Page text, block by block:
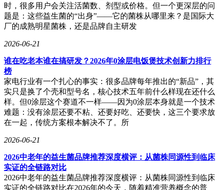
时，很多用户会关注活菌数、剂型或价格。但一个更深层的问
题是：这些益生菌的“出身”——它的菌株从哪里来？是国际大
厂的成熟明星菌株，还是品牌自主研发
2026-06-21
谁在吃老本谁在搞研发？2026年0涂层电饭煲技术创新力排行
榜
家电行业有一个扎心的事实：很多品牌每年推出的“新品”，其
实只是换了个壳和型号名，核心技术五年前什么样现在还什么
样。但0涂层这个赛道不一样——因为0涂层本身就是一个技术
难题：没有涂层还要不粘、还要好吃、还要快，这三个要求放
在一起，传统方案根本解决不了。所
2026-06-21
2026中老年的益生菌品牌推荐深度横评：从菌株同源性到临床
实证的全链路对比
2026中老年的益生菌品牌推荐深度横评：从菌株同源性到临床
实证的全链路对比在2026年的今天，随着精准营养概念的普